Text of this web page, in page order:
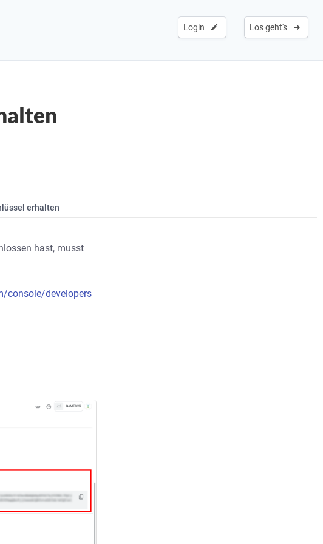
Los geht's
Login
erhalten
hast, musst
console/developers